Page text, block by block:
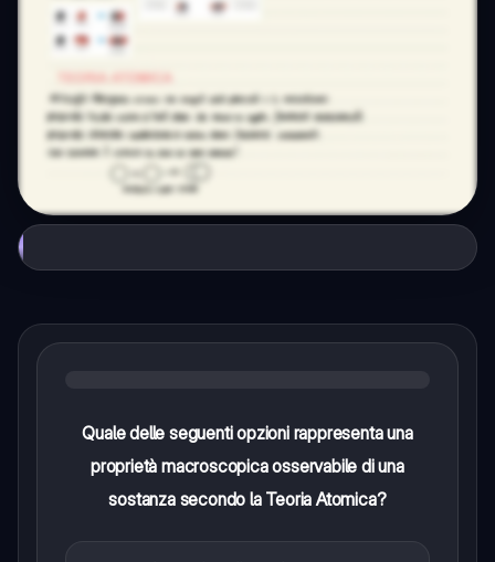
Quale delle seguenti opzioni rappresenta una
proprietà macroscopica osservabile di una
sostanza secondo la Teoria Atomica?